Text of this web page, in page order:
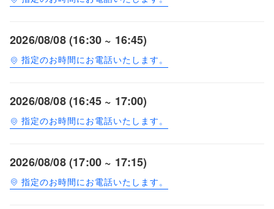
2026/08/08 (16:30 ~ 16:45)
指定のお時間にお電話いたします。
2026/08/08 (16:45 ~ 17:00)
指定のお時間にお電話いたします。
2026/08/08 (17:00 ~ 17:15)
指定のお時間にお電話いたします。